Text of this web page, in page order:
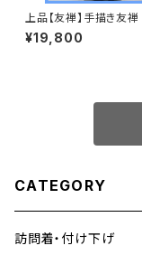
上品【友禅】手描き友
正絹s697
¥19,800
CATEGORY
訪問着・付け下げ